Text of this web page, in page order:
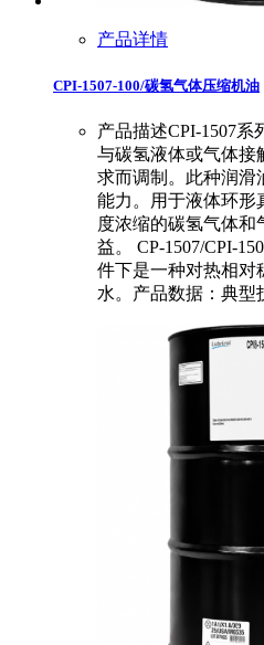
产品详情
CPI-1507-100/碳氢气体压缩机油
产品描述CPI-1507
与碳氢液体或气体接
求而调制。此种润滑
能力。用于液体环形
度浓缩的碳氢气体和
益。 CP-1507/CPI-
件下是一种对热相对
水。产品数据：典型